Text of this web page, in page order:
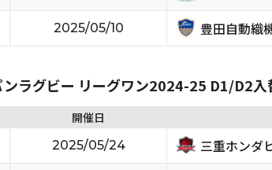
2025/05/10 豊田自動織
ラグビー リーグワン2024-25 D1/D2
開催日
2025/05/24 三重ホンダ